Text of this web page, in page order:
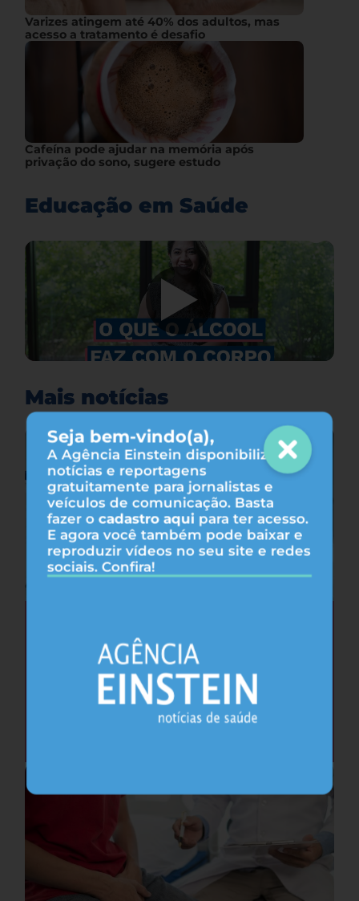
Seja bem-vindo(a),
A Agência Einstein disponibiliza
notícias e reportagens
gratuitamente para jornalistas e
veículos de comunicação. Basta
fazer o cadastro aqui para ter acesso.
E agora você também pode baixar e
reproduzir vídeos no seu site e redes
sociais. Confira!
Varizes atingem até 40% dos adultos, mas
acesso a tratamento é desafio
Cafeína pode ajudar na memória após
privação do sono, sugere estudo
Educação em Saúde
Mais notícias
Saúde do coração após os 45 anos pode
antecipar risco de demência